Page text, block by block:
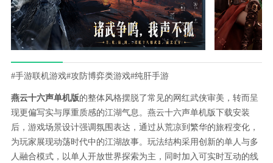
#手游联机游戏#攻防博弈类游戏#纯肝手游
燕云十六声单机版的整体风格摆脱了常见的网红武侠审美，转而呈
现更偏写实与厚重质感的江湖气息。燕云十六声单机版下载安装
后，游戏场景设计强调氛围表达，通过从荒凉到繁华的旅程变化，
为玩家展现动荡时代中的江湖故事。玩法结构采用创新的单人与多
人融合模式，以单人开放世界探索为主，同时加入可实时互动的线